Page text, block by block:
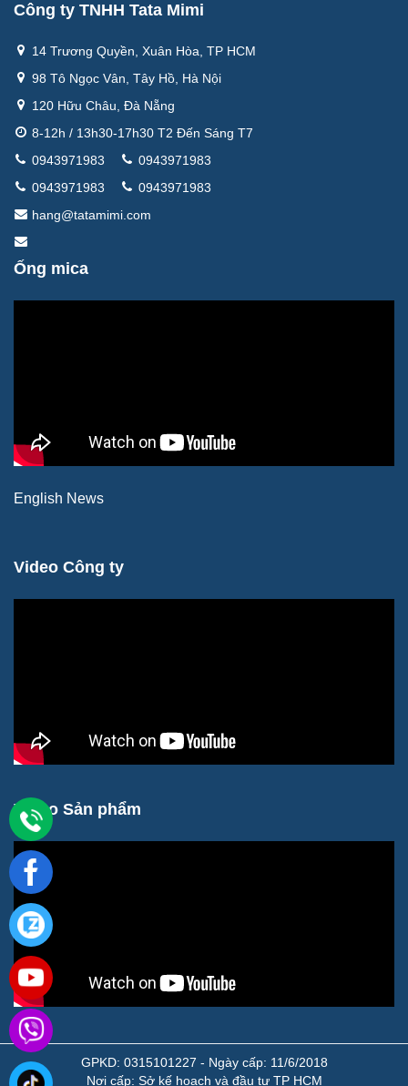
Công ty TNHH Tata Mimi
14 Trương Quyền, Xuân Hòa, TP HCM
98 Tô Ngọc Vân, Tây Hồ, Hà Nội
120 Hữu Châu, Đà Nẵng
8-12h / 13h30-17h30 T2 Đến Sáng T7
0943971983
0943971983
0943971983
0943971983
hang@tatamimi.com
Ống mica
English News
Video Công ty
Video Sản phẩm
GPKD: 0315101227 - Ngày cấp: 11/6/2018
Nơi cấp: Sở kế hoạch và đầu tư TP HCM